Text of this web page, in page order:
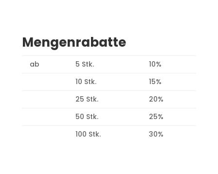
Mengenrabatte
ab 5 Stk.
10%
10 Stk.
15%
25 Stk.
20%
50 Stk.
25%
100 Stk.
30%